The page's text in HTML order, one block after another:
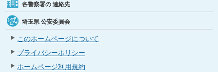
各警察署の 連絡先
埼玉県 公安委員会
このホームページについて
プライバシーポリシー
ホームページ利用規約